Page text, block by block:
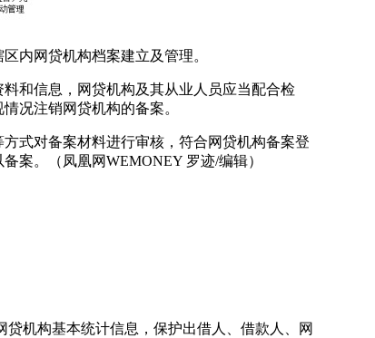
内网贷机构档案建立及管理。
和信息，网贷机构及其从业人员应当配合检
况注销网贷机构的备案。
式对备案材料进行审核，符合网贷机构备案登
案。（凤凰网WEMONEY 罗迹/编辑）
机构基本统计信息，保护出借人、借款人、网